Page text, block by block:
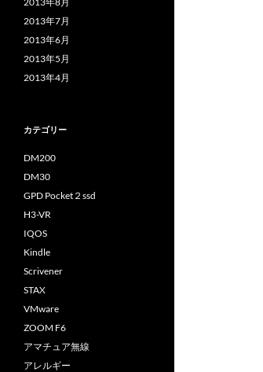
2013年7月
2013年6月
2013年5月
2013年4月
カテゴリー
DM200
DM30
GPD Pocket２ssd
H3-VR
IQOS
Kindle
Scrivener
STAX
VMware
ZOOM F6
アマチュア無線
アレルギー